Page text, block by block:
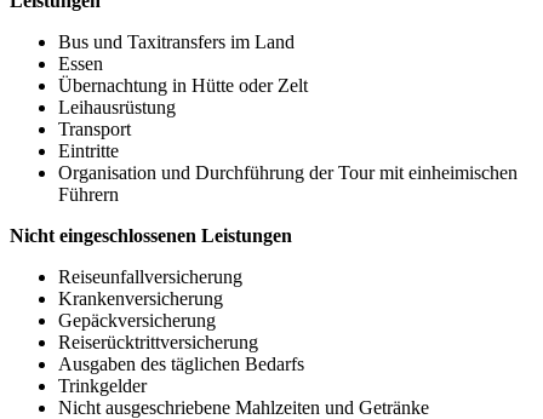
Bus und Taxitransfers im Land
Essen
Übernachtung in Hütte oder Zelt
Leihausrüstung
Transport
Eintritte
Organisation und Durchführung der Tour mit einheimischen
Führern
Nicht eingeschlossenen Leistungen
Reiseunfallversicherung
Krankenversicherung
Gepäckversicherung
Reiserücktrittversicherung
Ausgaben des täglichen Bedarfs
Trinkgelder
Nicht ausgeschriebene Mahlzeiten und Getränke